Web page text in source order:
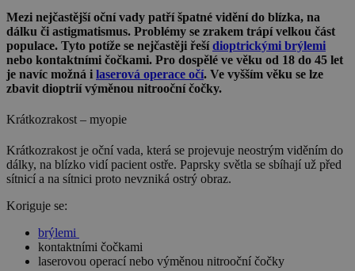
Mezi nejčastější oční vady patří špatné vidění do blízka, na
dálku či astigmatismus. Problémy se zrakem trápí velkou část
populace. Tyto potíže se nejčastěji řešídioptrickými brýlemi
nebo kontaktními čočkami. Pro dospělé ve věku od 18 do 45 let
je navíc možná i laserová operace očí. Ve vyšším věku se lze
zbavit dioptrií výměnou nitrooční čočky.
Krátkozrakost – myopie
Krátkozrakost je oční vada, která se projevuje neostrým viděním do
dálky, na blízko vidí pacient ostře. Paprsky světla se sbíhají už před
sítnicí a na sítnici proto nevzniká ostrý obraz.
Koriguje se:
brýlemi
kontaktními čočkami
laserovou operací nebo výměnou nitrooční čočky